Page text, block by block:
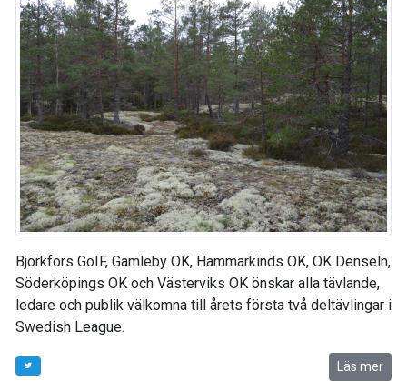
Björkfors GoIF, Gamleby OK, Hammarkinds OK, OK Denseln,
Söderköpings OK och Västerviks OK önskar alla tävlande,
ledare och publik välkomna till årets första två deltävlingar i
Swedish League.
Läs mer